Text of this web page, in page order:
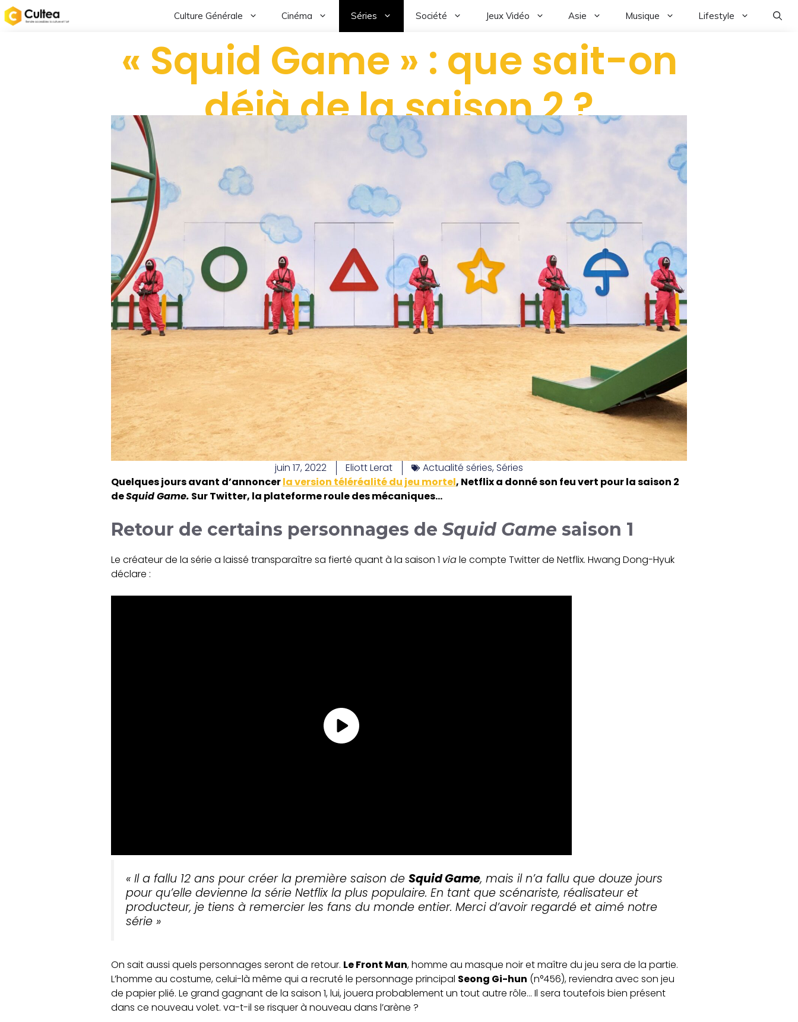
Culture Générale Cinéma Séries Société Jeux Vidéo Asie Musique Lifestyle
« Squid Game » : que sait-on
déjà de la saison 2 ?
juin 17, 2022 Eliott Lerat Actualité séries,Séries
Quelques jours avant d’annoncerla version téléréalité du jeu mortel, Netflix a donné son feu vert pour la saison 2
deSquid Game. Sur Twitter, la plateforme roule des mécaniques…
Retour de certains personnages de Squid Game saison 1
Le créateur de la série a laissé transparaître sa fierté quant à la saison 1 viale compte Twitter de Netflix. Hwang Dong-Hyuk
déclare :
« Il a fallu 12 ans pour créer la première saison de Squid Game, mais il n’a fallu que douze jours
pour qu’elle devienne la série Netflix la plus populaire. En tant que scénariste, réalisateur et
producteur, je tiens à remercier les fans du monde entier. Merci d’avoir regardé et aimé notre
série »
On sait aussi quels personnages seront de retour. Le Front Man, homme au masque noir et maître du jeu sera de la partie.
L’homme au costume, celui-là même qui a recruté le personnage principal Seong Gi-hun (n°456), reviendra avec son jeu
de papier plié. Le grand gagnant de la saison 1, lui, jouera probablement un tout autre rôle… Il sera toutefois bien présent
dans ce nouveau volet. va-t-il se risquer à nouveau dans l’arène ?